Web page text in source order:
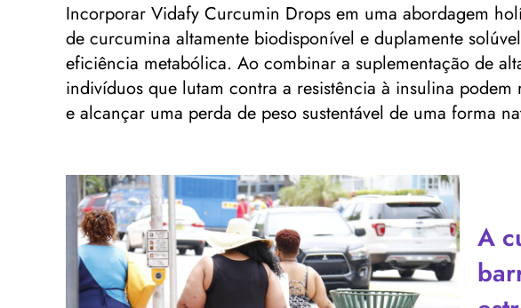
Incorporar Vidafy Curcumin Drops em uma abordagem
de curcumina altamente biodisponível e duplamente
eficiência metabólica. Ao combinar a suplementação de
indivíduos que lutam contra a resistência à insulina
e alcançar uma perda de peso sustentável de uma forma
A